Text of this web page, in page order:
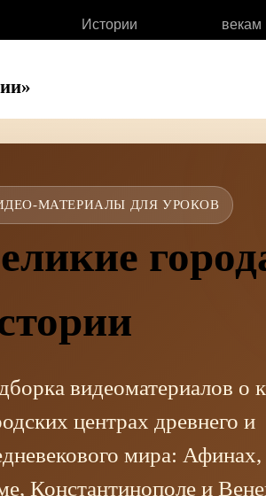
Истории
векам
МАТЕРИАЛЫ ДЛЯ УРОКОВ
видеоматериалов о
центрах древнего и
мира:
Константинополе и